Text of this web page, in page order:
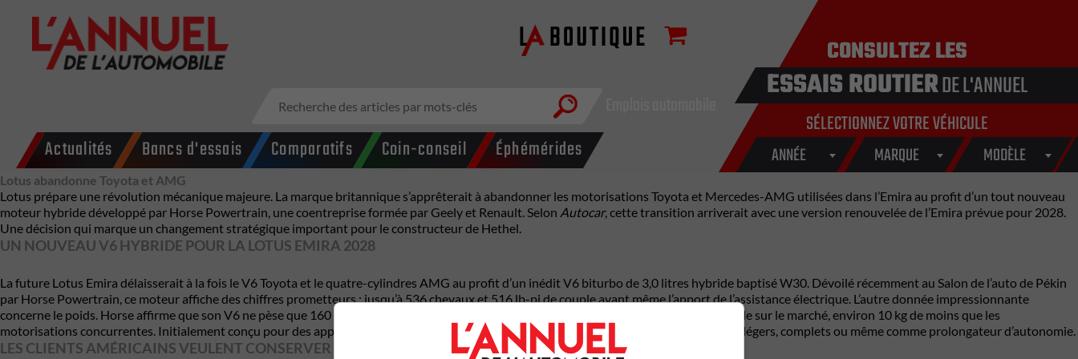
Actualités Bancs d'essais Comparatifs Coin-conseil Éphémérides
CONSULTEZ LES
ESSAIS ROUTIERDE L'ANNUEL
SÉLECTIONNEZ VOTRE VÉHICULE
ANNÉE MARQUE MODÈLE
Lotus abandonne Toyota et AMG
Lotus prépare une révolution mécanique majeure. La marque britannique s’apprêterait à abandonner les motorisations Toyota et Mercedes-AMG utilisées dans l’Emira au profit d’un tout nouveau
moteur hybride développé par Horse Powertrain, une coentreprise formée par Geely et Renault. Selon Autocar, cette transition arriverait avec une version renouvelée de l’Emira prévue pour 2028.
Une décision qui marque un changement stratégique important pour le constructeur de Hethel.
UN NOUVEAU V6 HYBRIDE POUR LA LOTUS EMIRA 2028
La future Lotus Emira délaisserait à la fois le V6 Toyota et le quatre-cylindres AMG au profit d’un inédit V6 biturbo de 3,0 litres hybride baptisé W30. Dévoilé récemment au Salon de l’auto de Pékin
par Horse Powertrain, ce moteur affiche des chiffres prometteurs : jusqu’à 536 chevaux et 516 lb-pi de couple avant même l’apport de l’assistance électrique. L’autre donnée impressionnante
concerne le poids. Horse affirme que son V6 ne pèse que 160 kg, ce qui en ferait le moteur V6 hybride le plus léger actuellement disponible sur le marché, environ 10 kg de moins que les
motorisations concurrentes. Initialement conçu pour des applications hybrides, ce moteur peut fonctionner avec des systèmes hybrides légers, complets ou même comme prolongateur d’autonomie.
LES CLIENTS AMÉRICAINS VEULENT CONSERVER LE V6